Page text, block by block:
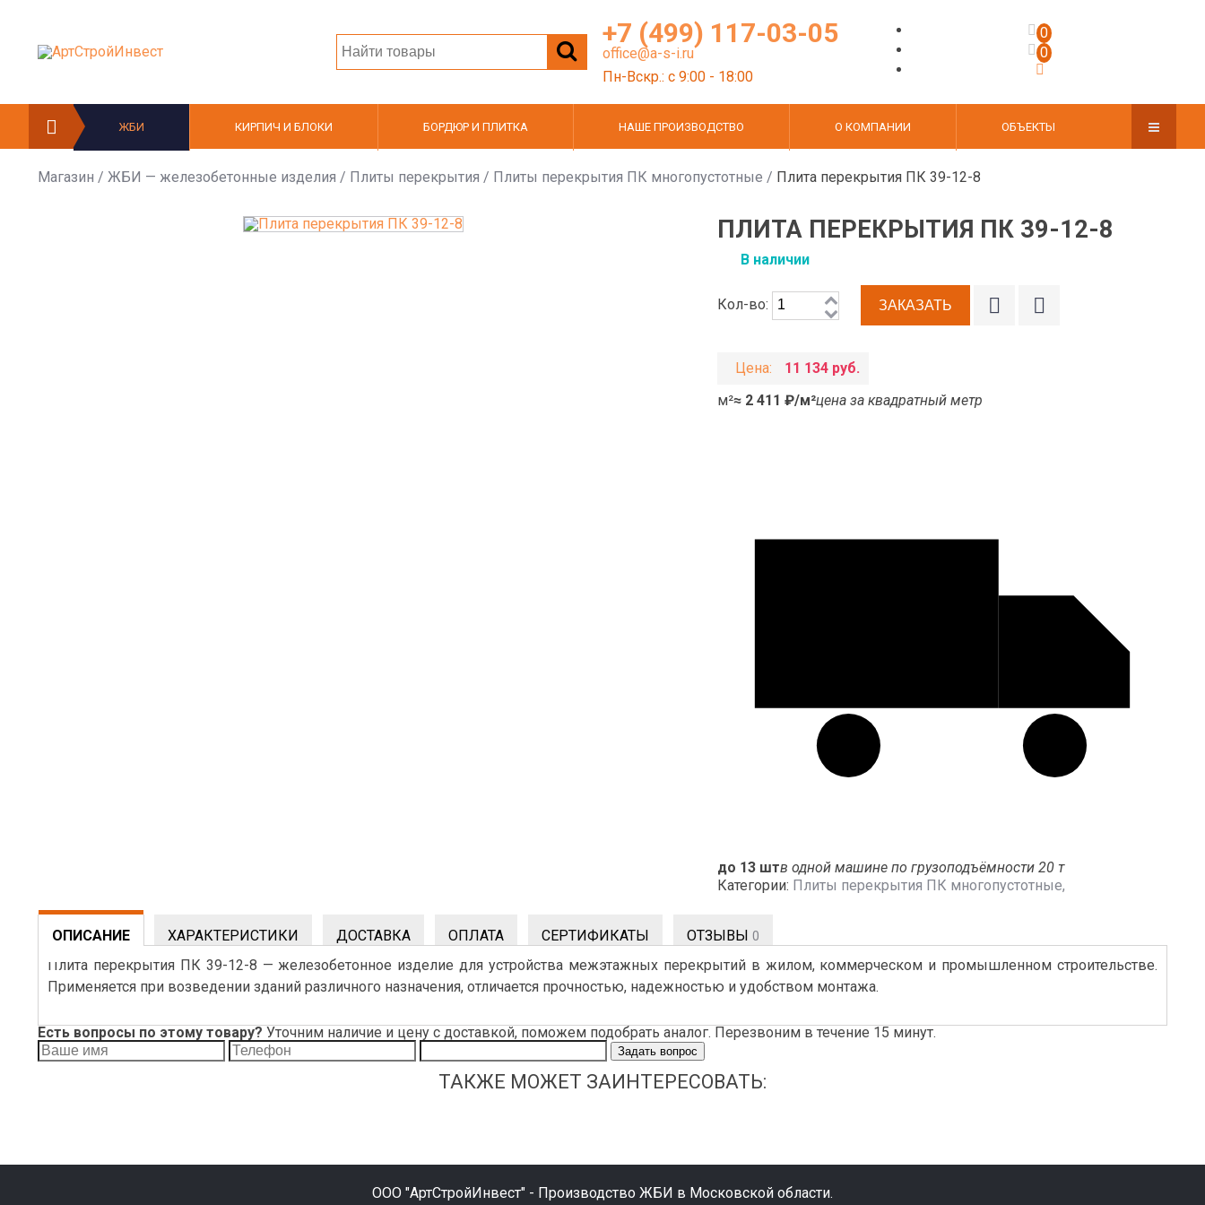
+7 (499) 117-03-05
office@a-s-i.ru
Пн-Вскр.: c 9:00 - 18:00
0
0
ЖБИ КИРПИЧ И БЛОКИ БОРДЮР И ПЛИТКА НАШЕ ПРОИЗВОДСТВО О КОМПАНИИ ОБЪЕКТЫ
Магазин / ЖБИ — железобетонные изделия / Плиты перекрытия / Плиты перекрытия ПК многопустотные / Плита перекрытия ПК 39-12-8
ПЛИТА ПЕРЕКРЫТИЯ ПК 39-12-8
В наличии
Кол-во:
Цена:
11 134 руб.
м²≈ 2 411 ₽/м²цена за квадратный метр
до 13 штв одной машине по грузоподъёмности 20 т
Категории: Плиты перекрытия ПК многопустотные,
ОПИСАНИЕ ХАРАКТЕРИСТИКИ ДОСТАВКА ОПЛАТА СЕРТИФИКАТЫ ОТЗЫВЫ 0
Плита перекрытия ПК 39-12-8 — железобетонное изделие для устройства межэтажных перекрытий в жилом, коммерческом и промышленном строительстве.
Применяется при возведении зданий различного назначения, отличается прочностью, надежностью и удобством монтажа.
Есть вопросы по этому товару? Уточним наличие и цену с доставкой, поможем подобрать аналог. Перезвоним в течение 15 минут.
Задать вопрос
ТАКЖЕ МОЖЕТ ЗАИНТЕРЕСОВАТЬ:
ООО "АртСтройИнвест" - Производство ЖБИ в Московской области.